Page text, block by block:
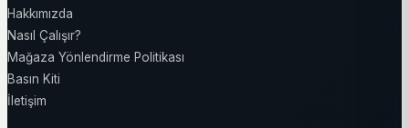
Hakkımızda
Nasıl Çalışır?
Mağaza Yönlendirme Politikası
Basın Kiti
İletişim